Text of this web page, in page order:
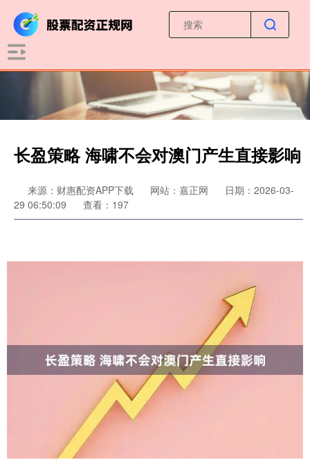
长盈策略 海啸不会对澳门产生直接影响
来源：财惠配资APP下载 网站：嘉正网
日期：2026-03-
29 06:50:09
查看：197